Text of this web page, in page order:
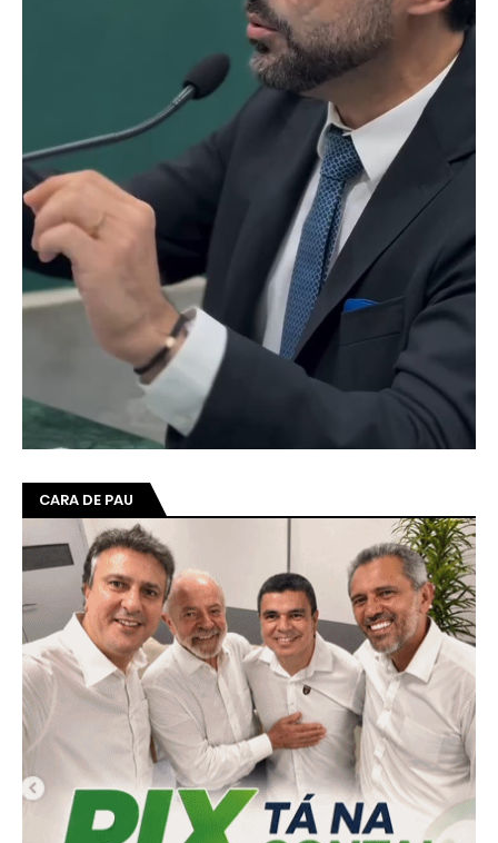
CARA DE PAU